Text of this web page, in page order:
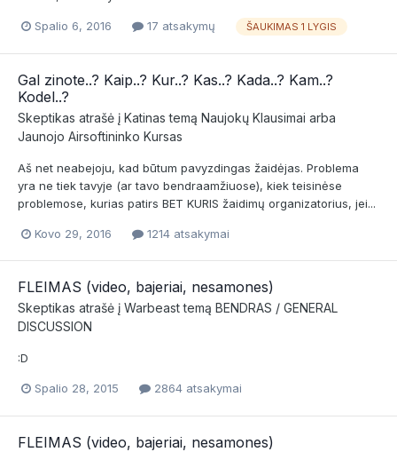
Spalio 6, 2016 17 atsakymų ŠAUKIMAS 1 LYGIS
Gal zinote..? Kaip..? Kur..? Kas..? Kada..? Kam..?
Kodel..?
Skeptikas atrašė į Katinas temą Naujokų Klausimai arba
Jaunojo Airsoftininko Kursas
Aš net neabejoju, kad būtum pavyzdingas žaidėjas. Problema
yra ne tiek tavyje (ar tavo bendraamžiuose), kiek teisinėse
problemose, kurias patirs BET KURIS žaidimų organizatorius, jei...
Kovo 29, 2016 1214 atsakymai
FLEIMAS (video, bajeriai, nesamones)
Skeptikas atrašė į Warbeasttemą BENDRAS / GENERAL
DISCUSSION
:D
Spalio 28, 2015 2864 atsakymai
FLEIMAS (video, bajeriai, nesamones)